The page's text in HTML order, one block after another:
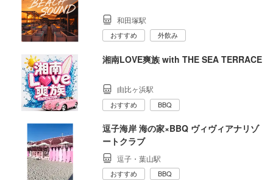
和田塚駅
おすすめ 外飲み
湘南LOVE爽族 with THE SEA TERRACE
由比ヶ浜駅
おすすめ BBQ
逗子海岸 海の家×BBQ ヴィヴィアナリゾ
ートクラブ
逗子・葉山駅
おすすめ BBQ